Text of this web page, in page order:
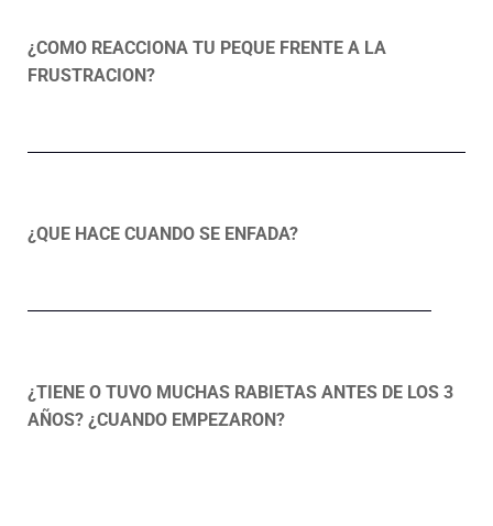
¿COMO REACCIONA TU PEQUE FRENTE A LA
FRUSTRACION?
¿QUE HACE CUANDO SE ENFADA?
¿TIENE O TUVO MUCHAS RABIETAS ANTES DE LOS 3
AÑOS? ¿CUANDO EMPEZARON?